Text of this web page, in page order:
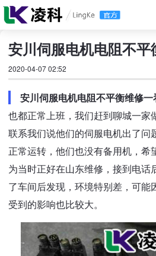
安川伺服电机电阻不
2020-04-07 02:52
安川伺服电机电阻不平衡维修一
也都正常上班，我们赶到聊城一家
联系我们说他们的伺服电机出了问
正常运转，他们也没有备用机，希
为当时正好在山东维修，接到电话
了车间后发现，环境特别差，可能
受到的影响也比较大。